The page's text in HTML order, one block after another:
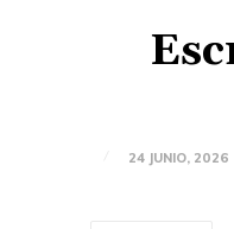
24 JUNIO, 2026